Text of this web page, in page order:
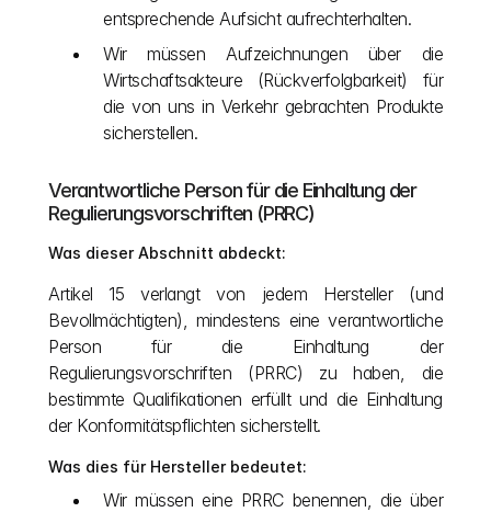
entsprechende Aufsicht aufrechterhalten.
Wir müssen Aufzeichnungen über die
Wirtschaftsakteure (Rückverfolgbarkeit) für
die von uns in Verkehr gebrachten Produkte
sicherstellen.
Verantwortliche Person für die Einhaltung der
Regulierungsvorschriften (PRRC)
Was dieser Abschnitt abdeckt:
Artikel 15 verlangt von jedem Hersteller (und
Bevollmächtigten), mindestens eine verantwortliche
Person für die Einhaltung der
Regulierungsvorschriften (PRRC) zu haben, die
bestimmte Qualifikationen erfüllt und die Einhaltung
der Konformitätspflichten sicherstellt.
Was dies für Hersteller bedeutet:
Wir müssen eine PRRC benennen, die über